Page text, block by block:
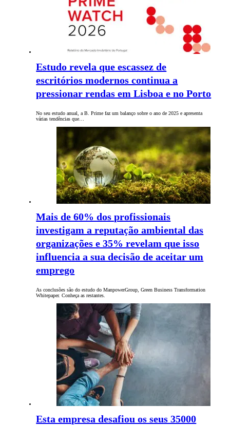
Estudo revela que escassez de
escritórios modernos continua a
pressionar rendas em Lisboa e no Porto
No seu estudo anual, a B. Prime faz um balanço sobre o ano de 2025 e apresenta
várias tendências que…
Mais de 60% dos profissionais
investigam a reputação ambiental das
organizações e 35% revelam que isso
influencia a sua decisão de aceitar um
emprego
As conclusões são do estudo do ManpowerGroup, Green Business Transformation
Whitepaper. Conheça as restantes.
Esta empresa desafiou os seus 35000